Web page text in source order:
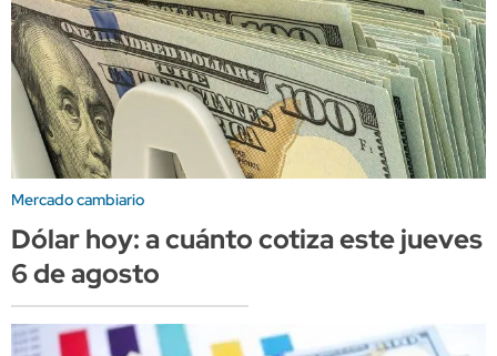
Mercado cambiario
Dólar hoy: a cuánto cotiza este jueves
6 de agosto